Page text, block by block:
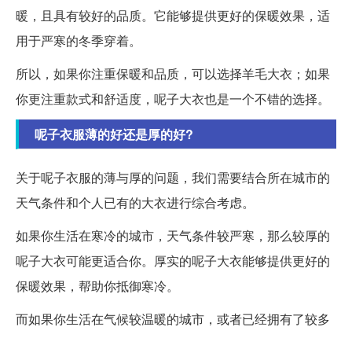
暖，且具有较好的品质。它能够提供更好的保暖效果，适
用于严寒的冬季穿着。
所以，如果你注重保暖和品质，可以选择羊毛大衣；如果
你更注重款式和舒适度，呢子大衣也是一个不错的选择。
呢子衣服薄的好还是厚的好?
关于呢子衣服的薄与厚的问题，我们需要结合所在城市的
天气条件和个人已有的大衣进行综合考虑。
如果你生活在寒冷的城市，天气条件较严寒，那么较厚的
呢子大衣可能更适合你。厚实的呢子大衣能够提供更好的
保暖效果，帮助你抵御寒冷。
而如果你生活在气候较温暖的城市，或者已经拥有了较多